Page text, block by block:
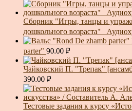
Сборник "Игры, танцы и
дошкольного возраста"_
parter" 90.00 ₽
Чайковский П. "Трепак"
390.00 ₽
Тестовые задания к курсу